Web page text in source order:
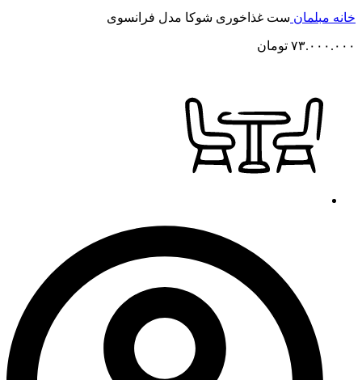
خانه مبلمان ست غذاخوری شوکا مدل فرانسوی
۷۳.۰۰۰.۰۰۰ تومان